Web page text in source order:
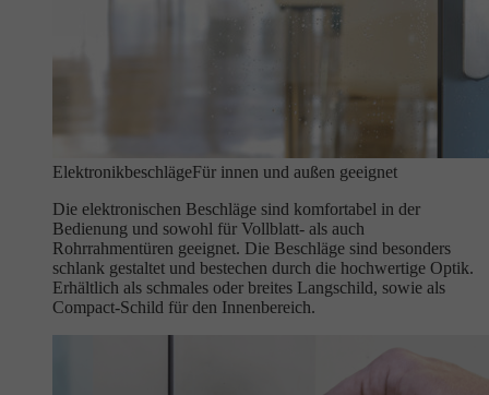
ElektronikbeschlägeFür innen und außen geeignet
Die elektronischen Beschläge sind komfortabel in der
Bedienung und sowohl für Vollblatt- als auch
Rohrrahmentüren geeignet. Die Beschläge sind besonders
schlank gestaltet und bestechen durch die hochwertige Optik.
Erhältlich als schmales oder breites Langschild, sowie als
Compact-Schild für den Innenbereich.